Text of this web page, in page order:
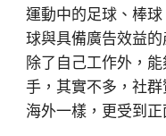
運動中的足球、棒
球與具備廣告效益的
除了自己工作外，
手，其實不多，社
海外一樣，更受到